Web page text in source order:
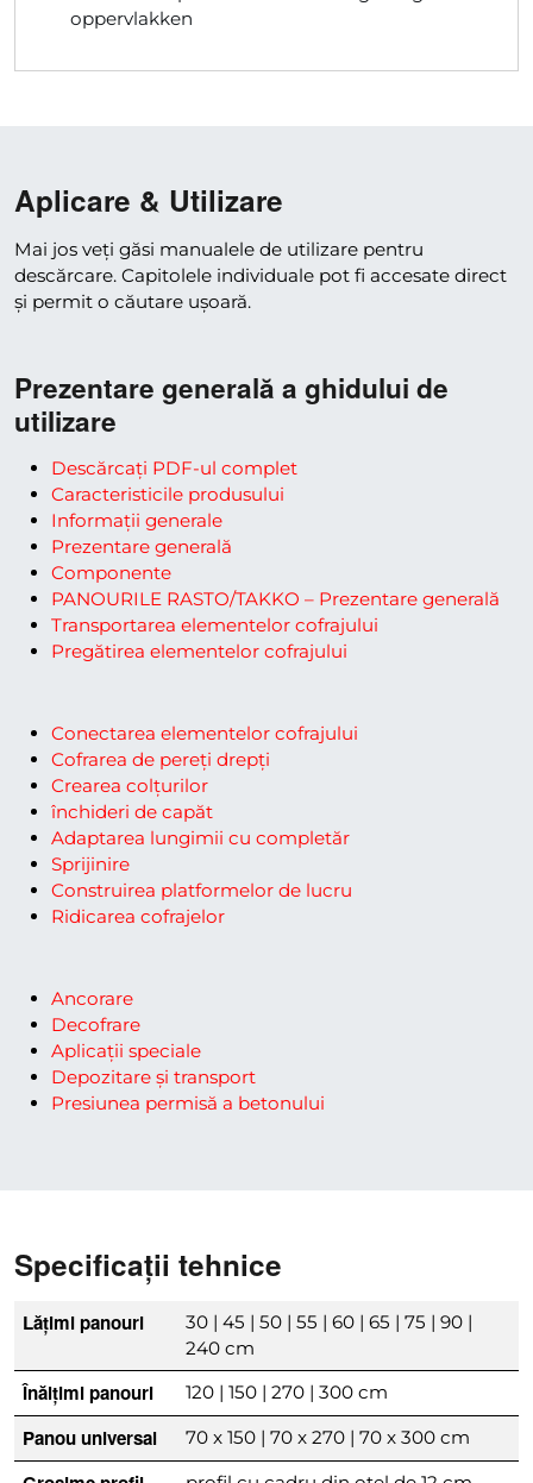
oppervlakken
Aplicare & Utilizare
Mai jos veți găsi manualele de utilizare pentru
descărcare. Capitolele individuale pot fi accesate direct
și permit o căutare ușoară.
Prezentare generală a ghidului de
utilizare
Descărcați PDF-ul complet
Caracteristicile produsului
Informații generale
Prezentare generală
Componente
PANOURILE RASTO/TAKKO – Prezentare generală
Transportarea elementelor cofrajului
Pregătirea elementelor cofrajului
Conectarea elementelor cofrajului
Cofrarea de pereți drepți
Crearea colțurilor
închideri de capăt
Adaptarea lungimii cu completăr
Sprijinire
Construirea platformelor de lucru
Ridicarea cofrajelor
Ancorare
Decofrare
Aplicații speciale
Depozitare și transport
Presiunea permisă a betonului
Specificații tehnice
Lățimi panouri
30 | 45 | 50 | 55 | 60 | 65 | 75 | 90 |
240 cm
Înălțimi panouri 120 | 150 | 270 | 300 cm
Panou universal 70 x 150 | 70 x 270 | 70 x 300 cm